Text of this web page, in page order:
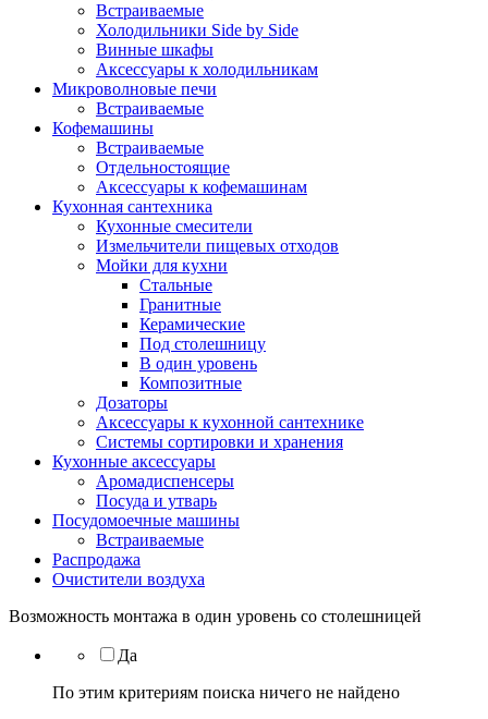
Встраиваемые
Холодильники Side by Side
Винные шкафы
Аксессуары к холодильникам
Микроволновые печи
Встраиваемые
Кофемашины
Встраиваемые
Отдельностоящие
Аксессуары к кофемашинам
Кухонная сантехника
Кухонные смесители
Измельчители пищевых отходов
Мойки для кухни
Стальные
Гранитные
Керамические
Под столешницу
В один уровень
Композитные
Дозаторы
Аксессуары к кухонной сантехнике
Системы сортировки и хранения
Кухонные аксессуары
Аромадиспенсеры
Посуда и утварь
Посудомоечные машины
Встраиваемые
Распродажа
Очистители воздуха
Возможность монтажа в один уровень со столешницей
Да
По этим критериям поиска ничего не найдено